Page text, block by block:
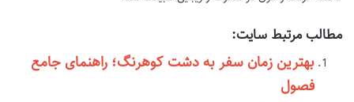
مطالب مرتبط سایت:
بهترین زمان سفر به دشت کوهرنگ؛ راهنمای جامع
فصول